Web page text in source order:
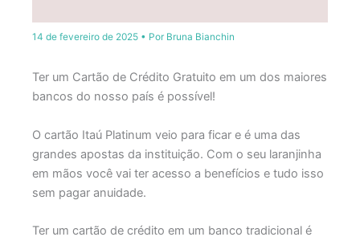
14 de fevereiro de 2025 • Por Bruna Bianchin
Ter um Cartão de Crédito Gratuito em um dos maiores
bancos do nosso país é possível!
O cartão Itaú Platinum veio para ficar e é uma das
grandes apostas da instituição. Com o seu laranjinha
em mãos você vai ter acesso a benefícios e tudo isso
sem pagar anuidade.
Ter um cartão de crédito em um banco tradicional é